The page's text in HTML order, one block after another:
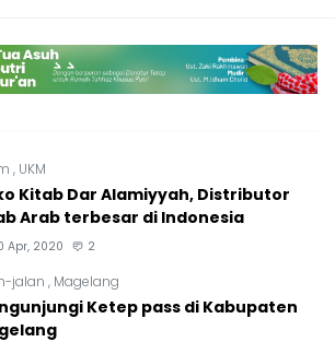
, UKM
Kitab Dar Alamiyyah, Distributor
Arab terbesar di Indonesia
Apr, 2020 2
jalan , Magelang
Ketep pass di Kabupaten